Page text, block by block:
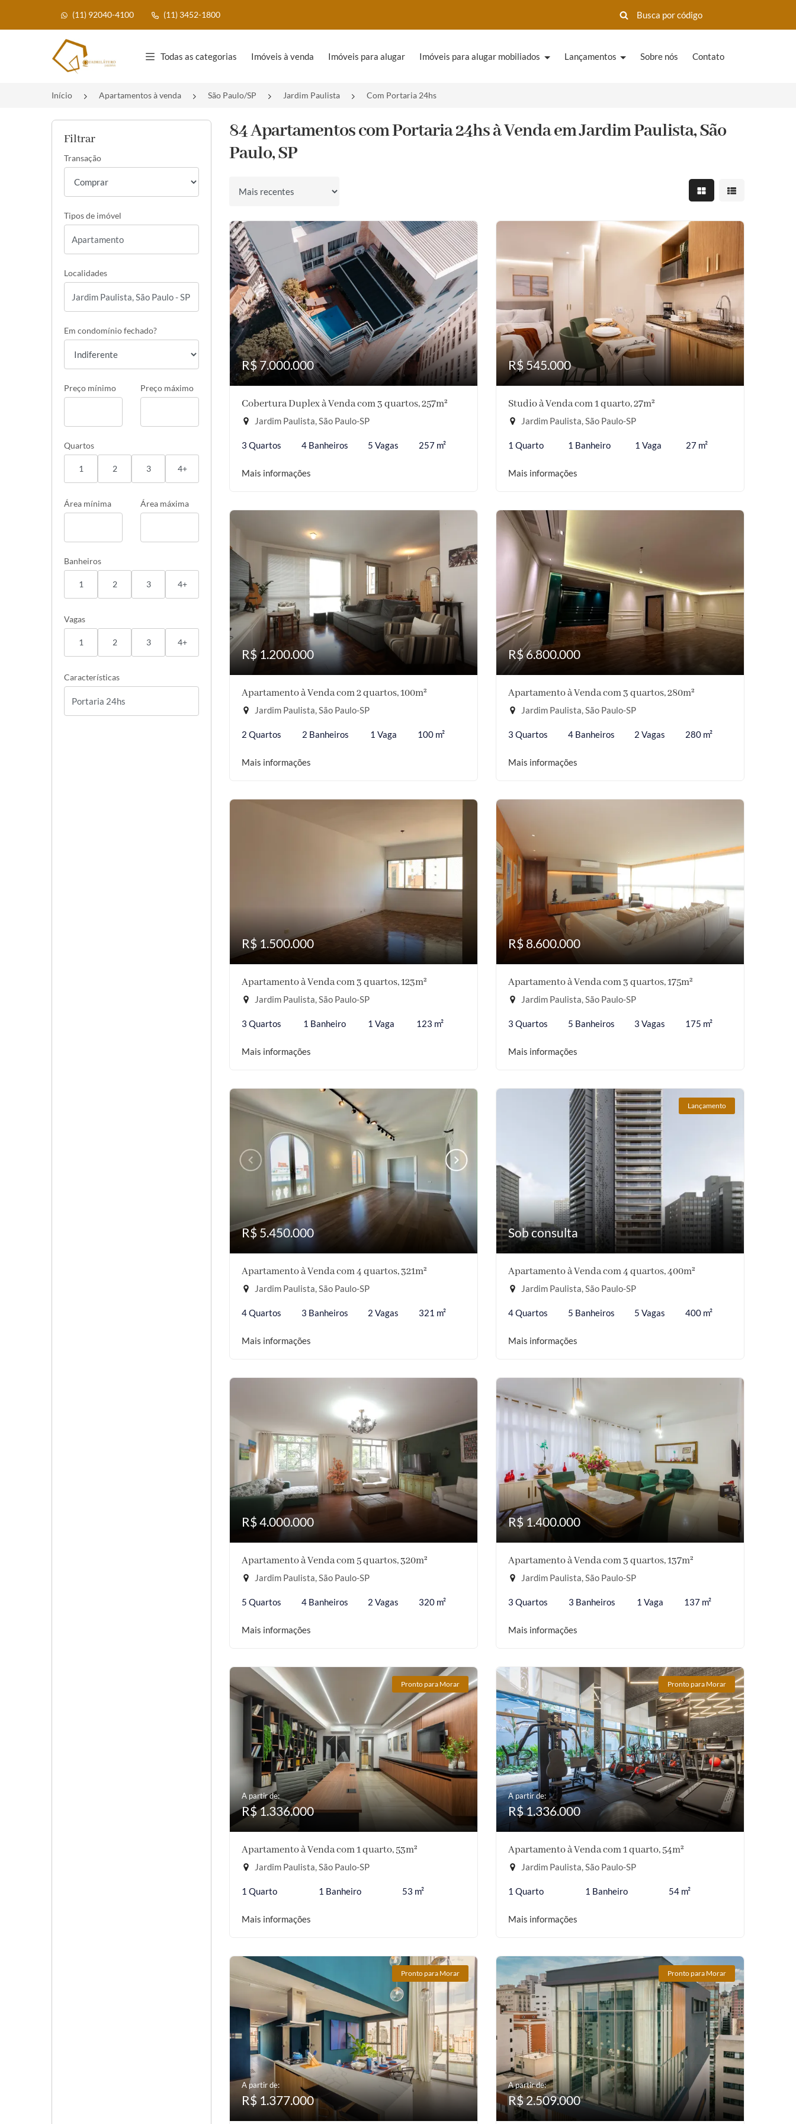
(11) 92040-4100 (11) 3452-1800
Página inicial
Todas as categorias Imóveis à venda Imóveis para alugar Imóveis para alugar mobiliados Lançamentos Sobre nós Contato
Início Apartamentos à venda São Paulo/SP Jardim Paulista Com Portaria 24hs
Filtrar
Transação
Tipos de imóvel
Localidades
Em condomínio fechado?
Preço mínimo Preço máximo
Quartos
1 2 3 4+
Área mínima Área máxima
Banheiros
1 2 3 4+
Vagas
1 2 3 4+
Características
84 Apartamentos com Portaria 24hs à Venda em Jardim Paulista, São
Paulo, SP
Ordenar por Mostrar resultados em
Mostrar
R$ 7.000.000
Cobertura Duplex à Venda com 3 quartos, 257m²
Jardim Paulista, São Paulo-SP
3 Quartos 4 Banheiros 5 Vagas 257 m²
Mais informações
R$ 545.000
Studio à Venda com 1 quarto, 27m²
Jardim Paulista, São Paulo-SP
1 Quarto 1 Banheiro 1 Vaga 27 m²
Mais informações
R$ 1.200.000
Apartamento à Venda com 2 quartos, 100m²
Jardim Paulista, São Paulo-SP
2 Quartos 2 Banheiros 1 Vaga 100 m²
Mais informações
R$ 6.800.000
Apartamento à Venda com 3 quartos, 280m²
Jardim Paulista, São Paulo-SP
3 Quartos 4 Banheiros 2 Vagas 280 m²
Mais informações
R$ 1.500.000
Apartamento à Venda com 3 quartos, 123m²
Jardim Paulista, São Paulo-SP
3 Quartos 1 Banheiro 1 Vaga 123 m²
Mais informações
R$ 8.600.000
Apartamento à Venda com 3 quartos, 175m²
Jardim Paulista, São Paulo-SP
3 Quartos 5 Banheiros 3 Vagas 175 m²
Mais informações
R$ 5.450.000
Apartamento à Venda com 4 quartos, 321m²
Jardim Paulista, São Paulo-SP
4 Quartos 3 Banheiros 2 Vagas 321 m²
Mais informações
Lançamento
Sob consulta
Apartamento à Venda com 4 quartos, 400m²
Jardim Paulista, São Paulo-SP
4 Quartos 5 Banheiros 5 Vagas 400 m²
Mais informações
R$ 4.000.000
Apartamento à Venda com 5 quartos, 320m²
Jardim Paulista, São Paulo-SP
5 Quartos 4 Banheiros 2 Vagas 320 m²
Mais informações
R$ 1.400.000
Apartamento à Venda com 3 quartos, 137m²
Jardim Paulista, São Paulo-SP
3 Quartos 3 Banheiros 1 Vaga 137 m²
Mais informações
Pronto para Morar
A partir de:
R$ 1.336.000
Apartamento à Venda com 1 quarto, 53m²
Jardim Paulista, São Paulo-SP
1 Quarto 1 Banheiro 53 m²
Mais informações
Pronto para Morar
A partir de:
R$ 1.336.000
Apartamento à Venda com 1 quarto, 54m²
Jardim Paulista, São Paulo-SP
1 Quarto 1 Banheiro 54 m²
Mais informações
Pronto para Morar
A partir de:
R$ 1.377.000
Pronto para Morar
A partir de:
R$ 2.509.000